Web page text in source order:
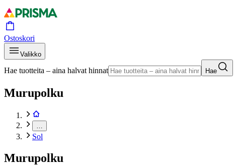
Ostoskori
Valikko
Hae tuotteita – aina halvat hinnat Hae
Murupolku
Sol
Murupolku